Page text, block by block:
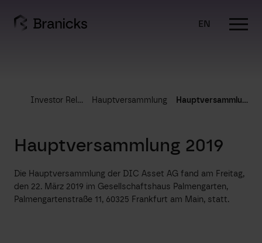
content
EN
Investor Relations Hauptversammlung Hauptversammlung 2019
Hauptversammlung 2019
Die Hauptversammlung der DIC Asset AG fand am Freitag,
den 22. März 2019 im Gesellschaftshaus Palmengarten,
Palmengartenstraße 11, 60325 Frankfurt am Main, statt.